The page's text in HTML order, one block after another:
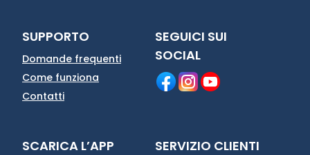
SUPPORTO
Domande frequenti
Come funziona
Contatti
SEGUICI SUI
SOCIAL
SCARICA L’APP SERVIZIO CLIENTI